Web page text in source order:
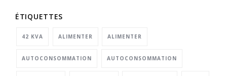
ÉTIQUETTES
42 KVA ALIMENTER ALIMENTER
AUTOCONSOMMATION AUTOCONSOMMATION